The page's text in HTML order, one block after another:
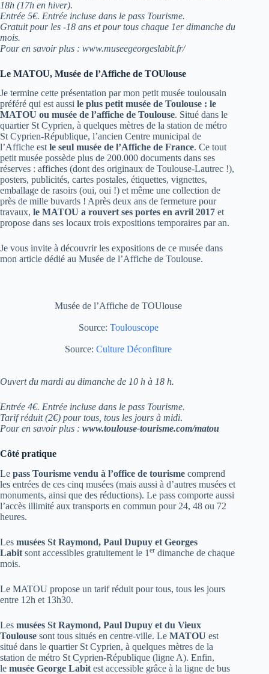
18h (17h en hiver).
Entrée 5€. Entrée incluse dans le pass Tourisme.
Gratuit pour les -18 ans et pour tous chaque 1er dimanche du
mois.
Pour en savoir plus : www.museegeorgeslabit.fr/
Le MATOU, Musée de l’Affiche de TOUlouse
Je termine cette présentation par mon petit musée toulousain
préféré qui est aussi le plus petit musée de Toulouse : le
MATOU ou musée de l’affiche de Toulouse. Situé dans le
quartier St Cyprien, à quelques mètres de la station de métro
St Cyprien-République, l’ancien Centre municipal de
l’Affiche est le seul musée de l’Affiche de France. Ce tout
petit musée possède plus de 200.000 documents dans ses
réserves : affiches (dont des originaux de Toulouse-Lautrec !),
posters, publicités, cartes postales, étiquettes, vignettes,
emballage de rasoirs (oui, oui !) et même une collection de
près de mille buvards ! Après deux ans de fermeture pour
travaux, le MATOU a rouvert ses portes en avril 2017 et
propose dans ses locaux trois expositions temporaires par an.
Je vous invite à découvrir les expositions de ce musée dans
mon article dédié au Musée de l’Affiche de Toulouse.
Musée de l’Affiche de TOUlouse
Source: Toulouscope
Source:Culture Déconfiture
Ouvert du mardi au dimanche de 10 h à 18 h.
Entrée 4€. Entrée incluse dans le pass Tourisme.
Tarif réduit (2€) pour tous, tous les jours à midi.
Pour en savoir plus : www.toulouse-tourisme.com/matou
Côté pratique
Le pass Tourisme vendu à l’office de tourisme comprend
les entrées de ces cinq musées (mais aussi à d’autres musées et
monuments, ainsi que des réductions). Le pass comporte aussi
l’accès illimité aux transports en commun pour 24, 48 ou 72
heures.
Les musées St Raymond, Paul Dupuy et Georges
Labit sont accessibles gratuitement le 1 er dimanche de chaque
mois.
Le MATOU propose un tarif réduit pour tous, tous les jours
entre 12h et 13h30.
Les musées St Raymond, Paul Dupuy et du Vieux
Toulouse sont tous situés en centre-ville. Le MATOU est
situé dans le quartier St Cyprien, à quelques mètres de la
station de métro St Cyprien-République (ligne A). Enfin,
le musée George Labit est accessible grâce à la ligne de bus